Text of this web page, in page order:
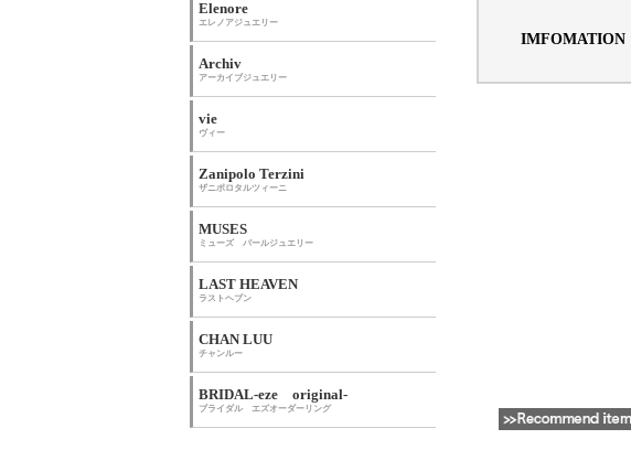
IMFOMATION
Elenore
エレノアジュエリー
Archiv
アーカイブジュエリー
vie
ヴィー
Zanipolo Terzini
ザニポロタルツィーニ
MUSES
ミューズ パールジュエリー
LAST HEAVEN
ラストヘブン
CHAN LUU
チャンルー
BRIDAL-eze original-
ブライダル エズオーダーリング